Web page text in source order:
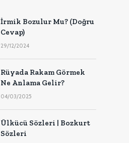
İrmik Bozulur Mu? (Doğru
Cevap)
29/12/2024
Rüyada Rakam Görmek
Ne Anlama Gelir?
04/03/2025
Ülkücü Sözleri | Bozkurt
Sözleri